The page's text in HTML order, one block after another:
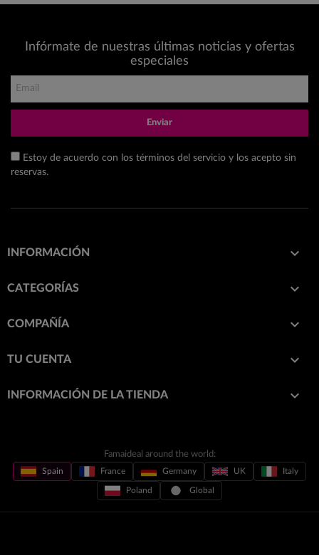
Infórmate de nuestras últimas noticias y ofertas
especiales
Enviar
Estoy de acuerdo con los términos del servicio y los acepto sin
reservas.
INFORMACIÓN 
CATEGORÍAS 
COMPAÑÍA 
TU CUENTA 
INFORMACIÓN DE LA TIENDA keyboard_arrow_down
Famaideal around the world:
Spain France Germany UK Italy
Poland Global